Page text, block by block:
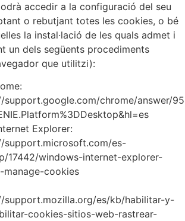
accedir a la configuració del seu
o rebutjant totes les cookies, o bé
la instal·lació de les quals admet i
un dels següents procediments
que utilitzi):
support.google.com/chrome/answer/
Explorer:
support.microsoft.com/es-
17442/windows-internet-explorer-
manage-cookies
support.mozilla.org/es/kb/habilitar-y-
cookies-sitios-web-rastrear-